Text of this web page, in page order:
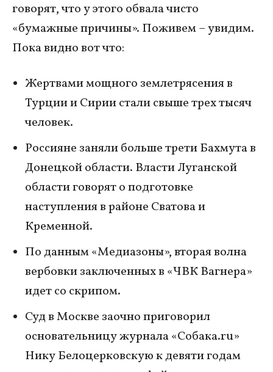
говорят, что у этого обвала чисто
«бумажные причины». Поживем – увидим.
Пока видно вот что:
Жертвами мощного землетрясения в
Турции и Сирии стали свыше трех тысяч
человек.
Россияне заняли больше трети Бахмута в
Донецкой области. Власти Луганской
области говорят о подготовке
наступления в районе Сватова и
Кременной.
По данным «Медиазоны», вторая волна
вербовки заключенных в «ЧВК Вагнера»
идет со скрипом.
Суд в Москве заочно приговорил
основательницу журнала «Собака.ru»
Нику Белоцерковскую к девяти годам